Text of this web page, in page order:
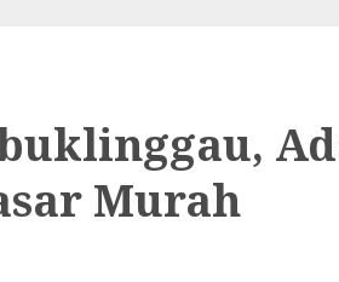
Murah